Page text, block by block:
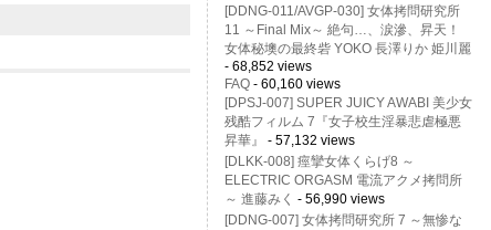
[DDNG-011/AVGP-030] 女体拷問研究所
11 ～Final Mix～ 絶句…、涙滲、昇天！
女体秘墺の最終砦 YOKO 長澤りか 姫川麗
- 68,852 views
FAQ- 60,160 views
[DPSJ-007] SUPER JUICY AWABI 美少女
残酷フィルム 7『女子校生淫暴悲虐極悪
昇華』
- 57,132 views
[DLKK-008] 痙攣女体くらげ8 ～
ELECTRIC ORGASM 電流アクメ拷問所
～ 進藤みく - 56,990 views
[DDNG-007] 女体拷問研究所 7 ～無惨な